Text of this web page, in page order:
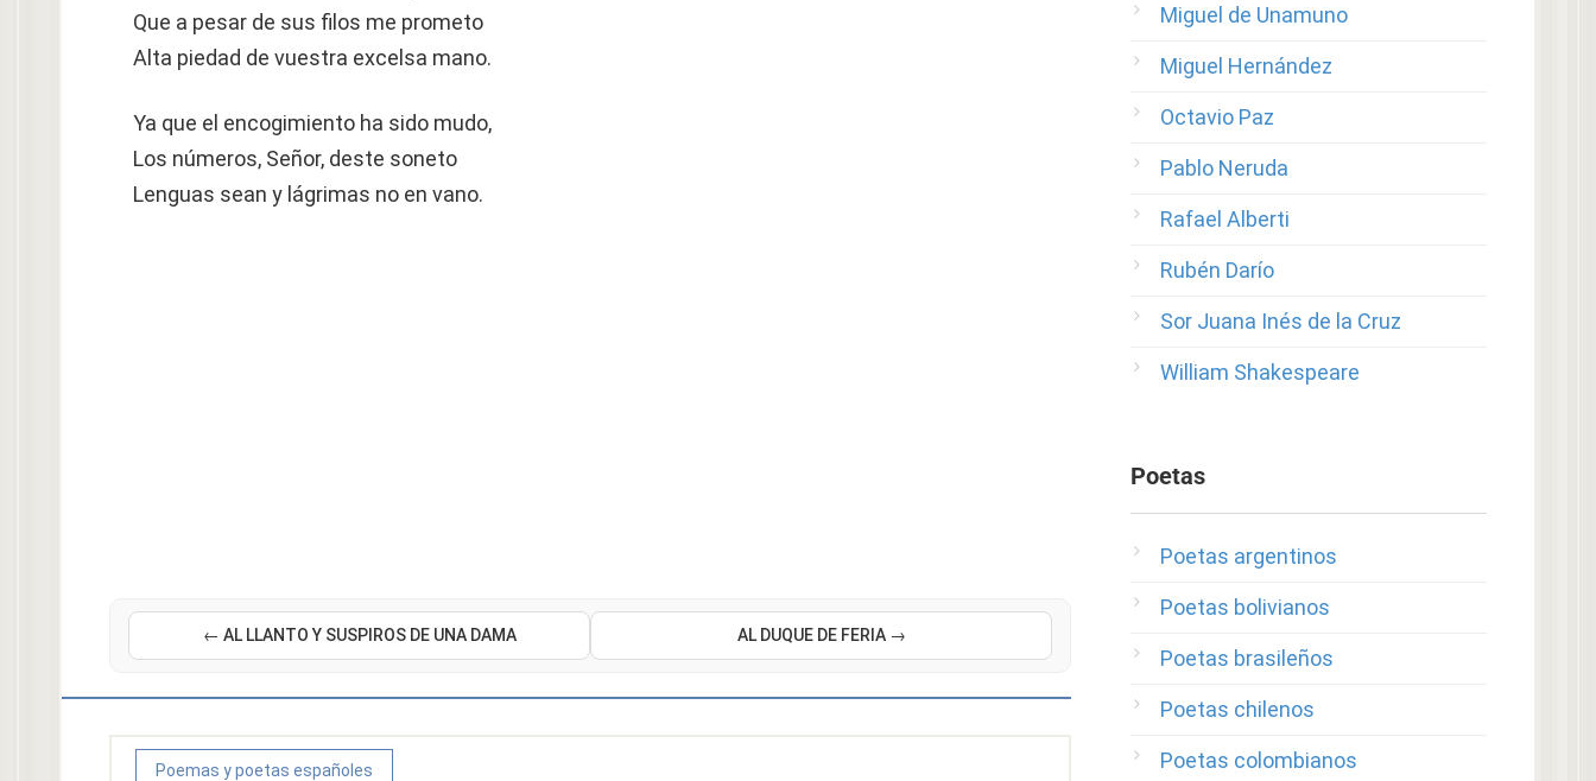
Que a pesar de sus filos me prometo
Alta piedad de vuestra excelsa mano.
Ya que el encogimiento ha sido mudo,
Los números, Señor, deste soneto
Lenguas sean y lágrimas no en vano.
← AL LLANTO Y SUSPIROS DE UNA DAMA AL DUQUE DE FERIA →
Poemas y poetas españoles
Miguel de Unamuno
Miguel Hernández
Octavio Paz
Pablo Neruda
Rafael Alberti
Rubén Darío
Sor Juana Inés de la Cruz
William Shakespeare
Poetas
Poetas argentinos
Poetas bolivianos
Poetas brasileños
Poetas chilenos
Poetas colombianos